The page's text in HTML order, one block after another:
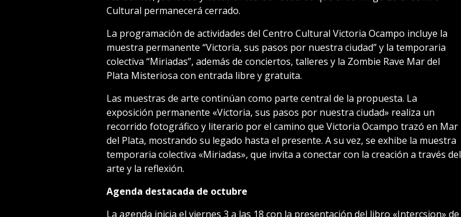
Cultural permanecerá cerrado.
La programación de actividades del Centro Cultural Victoria Ocampo incluye la
muestra permanente “Victoria, sus pasos por nuestra ciudad” y la temporaria
colectiva “Miriadas”, además de conciertos, talleres y la Zombie Rave Mar del
Plata Misteriosa con entrada libre y gratuita.
Las muestras de arte continúan como parte central de la propuesta. La
exposición permanente «Victoria, sus pasos por nuestra ciudad» realiza un
recorrido fotográfico y literario por el camino que Victoria Ocampo trazó en Mar
del Plata, mostrando su legado hasta el presente. A su vez, se exhibe la muestra
temporaria colectiva «Miriadas», que invita a conectar con la creación a través del
arte y la reflexión.
Agenda destacada de octubre
La agenda inicia el viernes 3 a las 18 con la presentación del libro «Intercsion» de